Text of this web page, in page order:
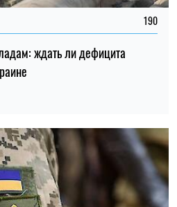
190
ждать ли дефицита